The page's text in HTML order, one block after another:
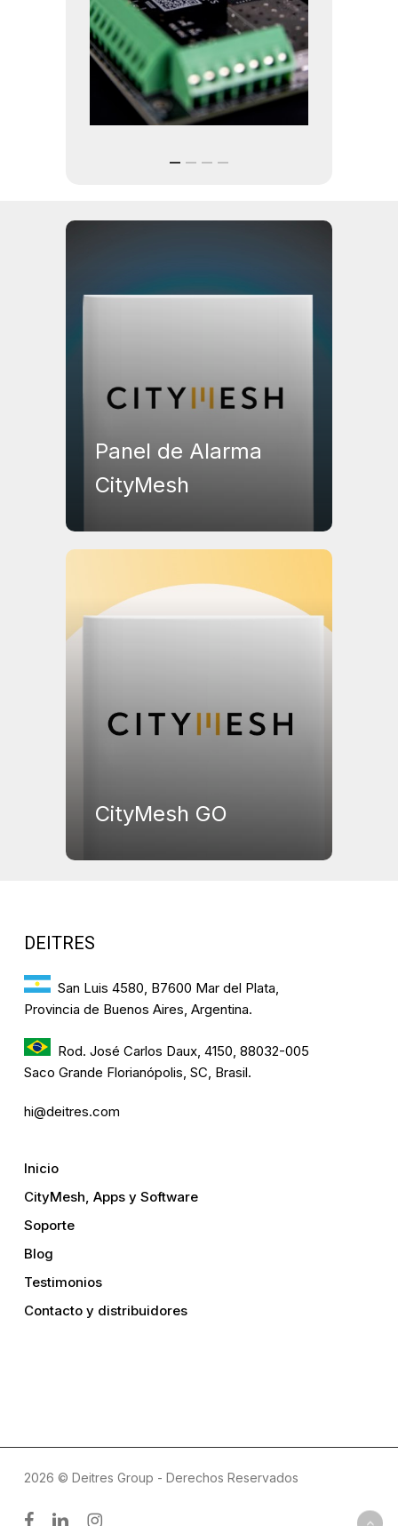
Panel de Alarma
CityMesh
CityMesh GO
DEITRES
San Luis 4580, B7600 Mar del Plata,
Provincia de Buenos Aires, Argentina.
Rod. José Carlos Daux, 4150, 88032-005
Saco Grande Florianópolis, SC, Brasil.
hi@deitres.com
Inicio
CityMesh, Apps y Software
Soporte
Blog
Testimonios
Contacto y distribuidores
2026 © Deitres Group - Derechos Reservados
facebooklinkedininstagram